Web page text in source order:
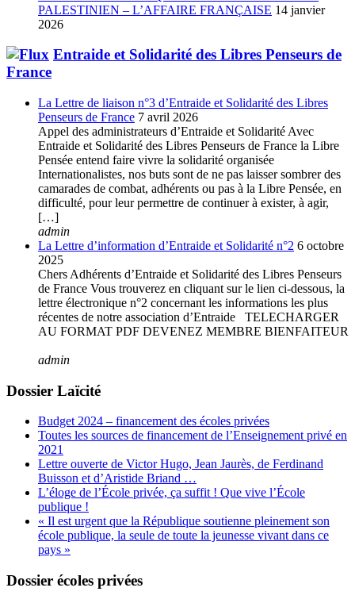
PALESTINIEN – L’AFFAIRE FRANÇAISE 14 janvier
2026
Entraide et Solidarité des Libres Penseurs de
France
La Lettre de liaison n°3 d’Entraide et Solidarité des Libres
Penseurs de France 7 avril 2026
Appel des administrateurs d’Entraide et Solidarité Avec
Entraide et Solidarité des Libres Penseurs de France la Libre
Pensée entend faire vivre la solidarité organisée
Internationalistes, nos buts sont de ne pas laisser sombrer des
camarades de combat, adhérents ou pas à la Libre Pensée, en
difficulté, pour leur permettre de continuer à exister, à agir,
[…]
admin
La Lettre d’information d’Entraide et Solidarité n°2 6 octobre
2025
Chers Adhérents d’Entraide et Solidarité des Libres Penseurs
de France Vous trouverez en cliquant sur le lien ci-dessous, la
lettre électronique n°2 concernant les informations les plus
récentes de notre association d’Entraide TELECHARGER
AU FORMAT PDF DEVENEZ MEMBRE BIENFAITEUR
admin
Dossier Laïcité
Budget 2024 – financement des écoles privées
Toutes les sources de financement de l’Enseignement privé en
2021
Lettre ouverte de Victor Hugo, Jean Jaurès, de Ferdinand
Buisson et d’Aristide Briand …
L’éloge de l’École privée, ça suffit ! Que vive l’École
publique !
« Il est urgent que la République soutienne pleinement son
école publique, la seule de toute la jeunesse vivant dans ce
pays »
Dossier écoles privées